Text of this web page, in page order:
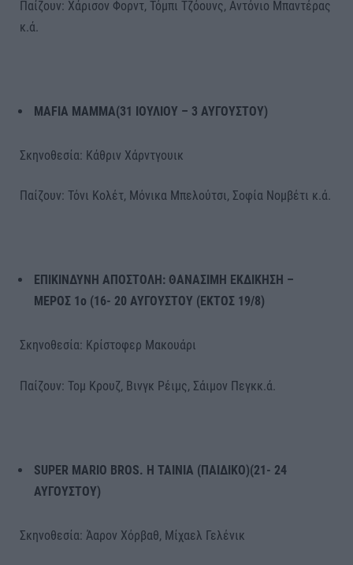
Παίζουν: Χάρισον Φορντ, Τόμπι Τζόουνς, Αντόνιο Μπαντέρας
κ.ά.
MAFIA MAMMA(31 ΙΟΥΛΙΟΥ – 3 ΑΥΓΟΥΣΤΟΥ)
Σκηνοθεσία: Κάθριν Χάρντγουικ
Παίζουν: Τόνι Κολέτ, Μόνικα Μπελούτσι, Σοφία Νομβέτι κ.ά.
ΕΠΙΚΙΝΔΥΝΗ ΑΠΟΣΤΟΛΗ: ΘΑΝΑΣΙΜΗ ΕΚΔΙΚΗΣΗ –
ΜΕΡΟΣ 1 o (16- 20 ΑΥΓΟΥΣΤΟΥ (ΕΚΤΟΣ 19/8)
Σκηνοθεσία: Κρίστοφερ Μακουάρι
Παίζουν: Τομ Κρουζ, Βινγκ Ρέιμς, Σάιμον Πεγκκ.ά.
SUPER MARIO BROS. Η ΤΑΙΝΙΑ (ΠΑΙΔΙΚΟ)(21- 24
ΑΥΓΟΥΣΤΟΥ)
Σκηνοθεσία: Άαρον Χόρβαθ, Μίχαελ Γελένικ